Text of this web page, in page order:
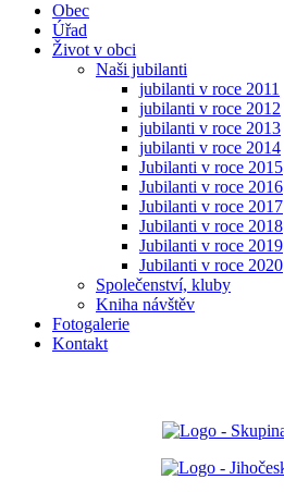
Obec
Úřad
Život v obci
Naši jubilanti
jubilanti v roce 2011
jubilanti v roce 2012
jubilanti v roce 2013
jubilanti v roce 2014
Jubilanti v roce 2015
Jubilanti v roce 2016
Jubilanti v roce 2017
Jubilanti v roce 2018
Jubilanti v roce 2019
Jubilanti v roce 2020
Společenství, kluby
Kniha návštěv
Fotogalerie
Kontakt